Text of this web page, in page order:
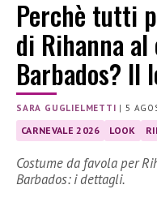
Perchè tutti
di Rihanna
Barbados? Il
SARA GUGLIELMETTI |5
CARNEVALE 2026 LOOK
Costume da favola per
Barbados: i dettagli.